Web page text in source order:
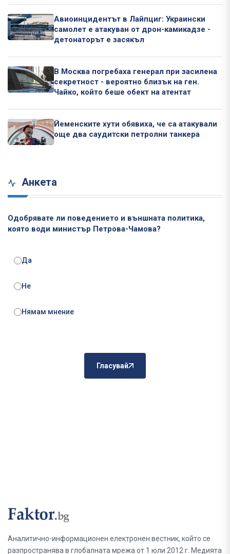
Авиоинцидентът в Лайпциг: Украински
самолет е атакуван от дрон-камикадзе -
детонаторът е засякъл
В Москва погребаха генерал при засилена
секретност - вероятно близък на ген.
Чайко, който беше обект на атентат
Йеменските хути обявиха, че са атакували
още два саудитски петролни танкера
Анкета
Одобрявате ли поведението и външната политика,
която води министър Петрова-Чамова?
Да
Не
Нямам мнение
Гласувай
Аналитично-информационен електронен вестник, който се
разпространява в глобалната мрежа от 1 юли 2012 г. Медията